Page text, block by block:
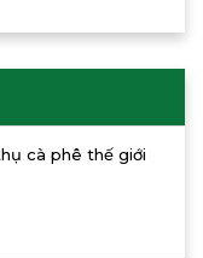
cà phê thế giới